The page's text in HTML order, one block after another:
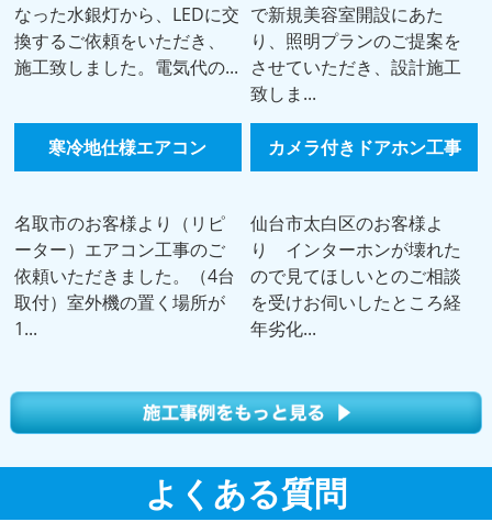
なった水銀灯から、LEDに交
換するご依頼をいただき、
施工致しました。電気代の...
で新規美容室開設にあた
り、照明プランのご提案を
させていただき、設計施工
致しま...
寒冷地仕様エアコン
名取市のお客様より（リピ
ーター）エアコン工事のご
依頼いただきました。（4台
取付）室外機の置く場所が
1...
カメラ付きドアホン工事
仙台市太白区のお客様よ
り インターホンが壊れた
ので見てほしいとのご相談
を受けお伺いしたところ経
年劣化...
よくある質問